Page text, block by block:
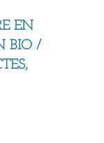
EN
BIO /